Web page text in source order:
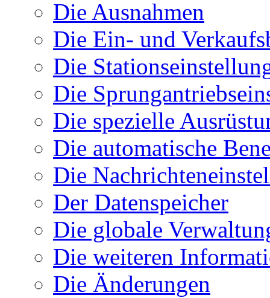
Die Ausnahmen
Die Ein- und
Die
Die
Die spezielle
Die automatische
Die
Der Datenspeicher
Die globale
Die weiteren
Die Änderungen